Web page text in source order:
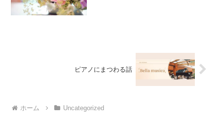
ピアノにまつわる話
ホーム Uncategorized